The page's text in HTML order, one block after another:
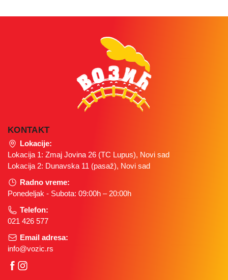
KONTAKT
Lokacije:
Lokacija 1: Zmaj Jovina 26 (TC Lupus), Novi sad
Lokacija 2: Dunavska 11 (pasaž), Novi sad
Radno vreme:
Ponedeljak - Subota: 09:00h – 20:00h
Telefon:
021 426 577
Email adresa:
info@vozic.rs